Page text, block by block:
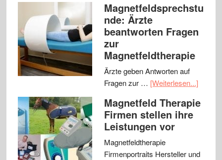
Magnetfeldsprechstu
nde: Ärzte
beantworten Fragen
zur
Magnetfeldtherapie
Ärzte geben Antworten auf
Fragen zur … [Weiterlesen...]
Magnetfeld Therapie
Firmen stellen ihre
Leistungen vor
Magnetfeldtherapie
Firmenportraits Hersteller und